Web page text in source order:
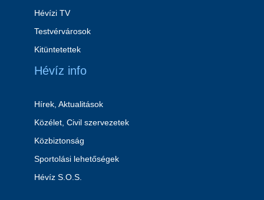
Hévízi TV
Testvérvárosok
Kitüntetettek
Hévíz info
Hírek, Aktualitások
Közélet, Civil szervezetek
Közbiztonság
Sportolási lehetőségek
Hévíz S.O.S.